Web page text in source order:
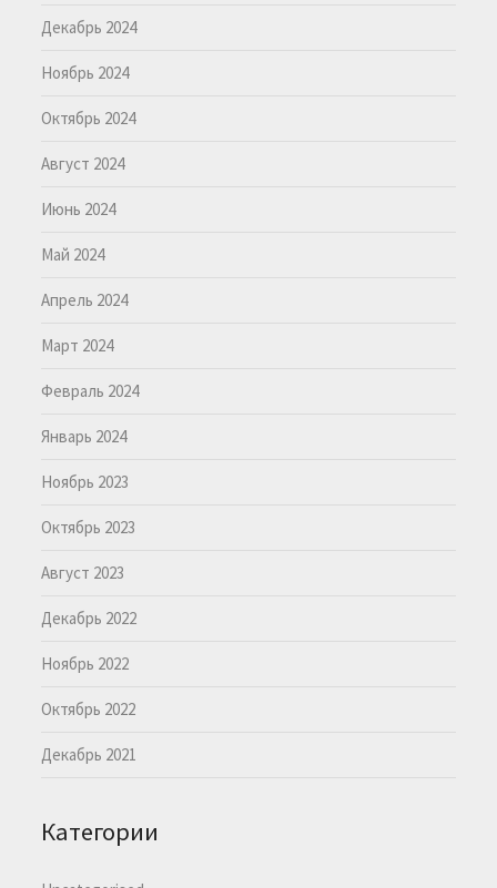
Декабрь 2024
Ноябрь 2024
Октябрь 2024
Август 2024
Июнь 2024
Май 2024
Апрель 2024
Март 2024
Февраль 2024
Январь 2024
Ноябрь 2023
Октябрь 2023
Август 2023
Декабрь 2022
Ноябрь 2022
Октябрь 2022
Декабрь 2021
Категории